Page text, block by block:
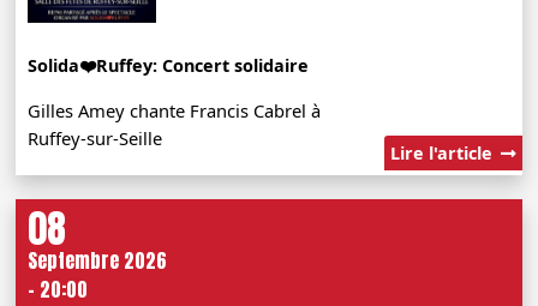
Solida❤️Ruffey: Concert solidaire
Gilles Amey chante Francis Cabrel à
Ruffey-sur-Seille
Lire l'article
08
Septembre 2026
- 20:00